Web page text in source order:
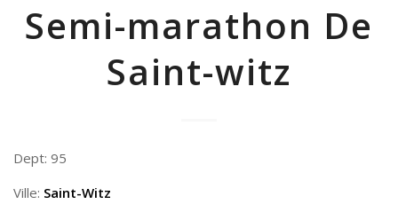
Semi-marathon De
Saint-witz
Dept: 95
Ville: Saint-Witz